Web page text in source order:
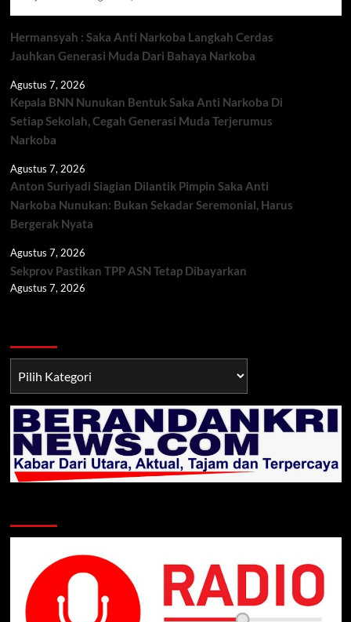
Hermansyah : Saka Anti Narkoba Langkah Cerdas
Jauhkan Generasi Muda Dari Bahaya Narkoba
Agustus 7, 2026
Kepala BNN Nunukan Bentuk Saka Anti Narkoba Di
Setiap Sekolah, Cegah Generasi Muda Terjerumus
Narkoba
Agustus 7, 2026
Anton Suriyadi Siagian Dilantik Pimpin Saka Anti
Narkoba Nunukan: Bukan Sekadar Seremonial, Harus
Bergerak Nyata
Agustus 7, 2026
Sekprov Pastikan TPP ASN Tetap Dibayarkan
Agustus 7, 2026
TNI/POLRI